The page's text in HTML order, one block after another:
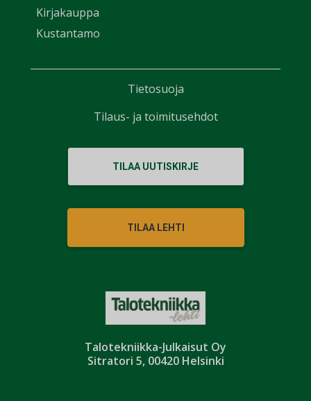
Talotekniikka-Julkaisut Oy
Sitratori 5, 00420 Helsinki
Kirjakauppa
Kustantamo
TILAA UUTISKIRJE
TILAA LEHTI
Tietosuoja
Tilaus- ja toimitusehdot